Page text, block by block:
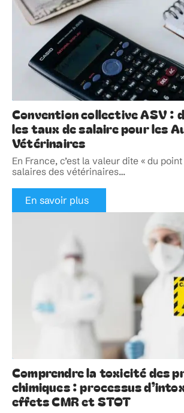
Convention collective ASV :
les taux de salaire pour les
Vétérinaires
En France, c’est la valeur dite « du
salaires des vétérinaires…
En savoir plus
Comprendre la toxicité des
chimiques : processus
effets CMR et STOT